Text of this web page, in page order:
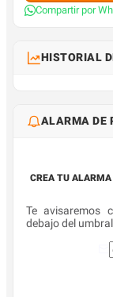
Compartir por
HISTORIAL
ALARMA DE
CREA TU ALARMA
Te avisaremos
debajo del